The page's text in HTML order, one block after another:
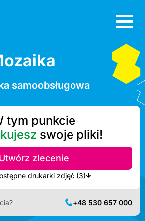
samoobsługowa
tym punkcie
swoje pliki!
Utwórz zlecenie
Pokaż najbliższe dostępne drukarki zdjęć (3)
+48 530 657 000